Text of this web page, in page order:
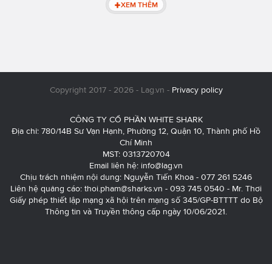
XEM THÊM
Copyright 2017 - 2026 - Lag.vn - Privacy policy
CÔNG TY CỔ PHẦN WHITE SHARK
Địa chỉ: 780/14B Sư Vạn Hạnh, Phường 12, Quận 10, Thành phố Hồ
Chí Minh
MST: 0313720704
Email liên hệ: info@lag.vn
Chịu trách nhiệm nội dung: Nguyễn Tiến Khoa - 077 261 5246
Liên hệ quảng cáo: thoi.pham@sharks.vn - 093 745 0540 - Mr. Thơi
Giấy phép thiết lập mạng xã hội trên mạng số 345/GP-BTTTT do Bộ
Thông tin và Truyền thông cấp ngày 10/06/2021.